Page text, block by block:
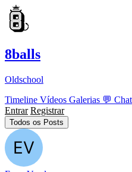
8balls
Oldschool
Timeline Vídeos Galerias 💬 Chat
Entrar Registrar
Todos os Posts